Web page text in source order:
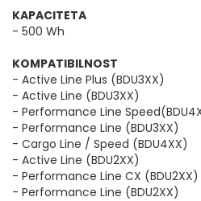
KAPACITETA
- 500 Wh
KOMPATIBILNOST
- Active Line Plus (BDU3XX)
- Active Line (BDU3XX)
- Performance Line
- Performance Line (BDU3XX)
- Cargo Line / Speed (BDU4XX)
- Active Line (BDU2XX)
- Performance Line CX (BDU2XX)
- Performance Line (BDU2XX)